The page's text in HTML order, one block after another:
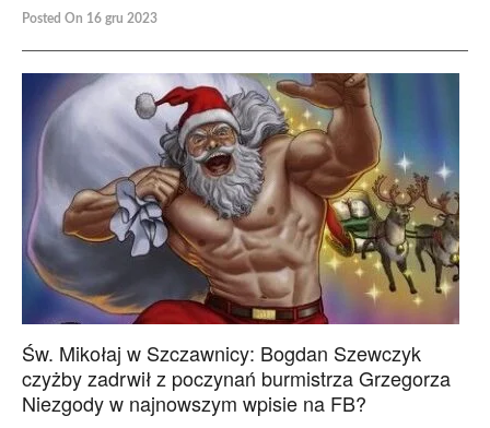
Posted On 16 gru 2023
Św. Mikołaj w Szczawnicy: Bogdan Szewczyk
czyżby zadrwił z poczynań burmistrza Grzegorza
Niezgody w najnowszym wpisie na FB?